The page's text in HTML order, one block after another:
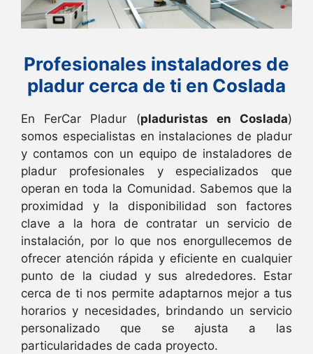
Profesionales instaladores de
pladur cerca de ti en Coslada
En FerCar Pladur (pladuristas en Coslada)
somos especialistas en instalaciones de pladur
y contamos con un equipo de instaladores de
pladur profesionales y especializados que
operan en toda la Comunidad. Sabemos que la
proximidad y la disponibilidad son factores
clave a la hora de contratar un servicio de
instalación, por lo que nos enorgullecemos de
ofrecer atención rápida y eficiente en cualquier
punto de la ciudad y sus alrededores. Estar
cerca de ti nos permite adaptarnos mejor a tus
horarios y necesidades, brindando un servicio
personalizado que se ajusta a las
particularidades de cada proyecto.